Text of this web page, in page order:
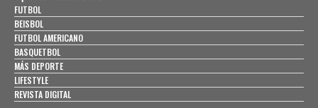
FUTBOL
BEISBOL
FUTBOL AMERICANO
BASQUETBOL
MÁS DEPORTE
LIFESTYLE
REVISTA DIGITAL